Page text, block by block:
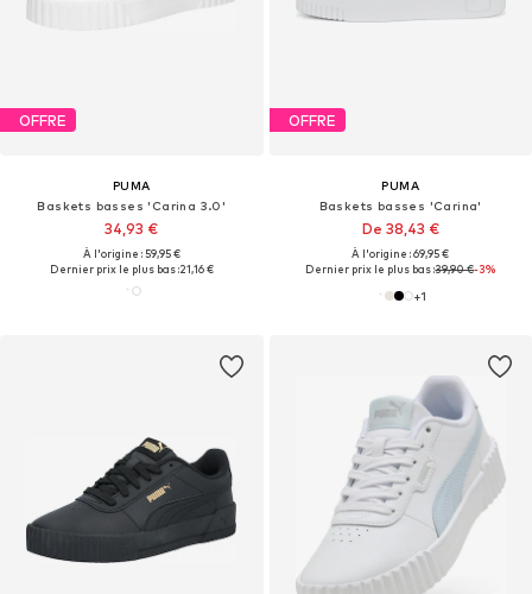
OFFRE
PUMA
Baskets basses 'Carina 3.0'
34,93 €
À l'origine : 59,95 €
Dernier prix le plus bas :21,16 €
OFFRE
PUMA
Baskets basses 'Carina'
De 38,43 €
À l'origine : 69,95 €
Dernier prix le plus bas :39,90 €-3%
+1